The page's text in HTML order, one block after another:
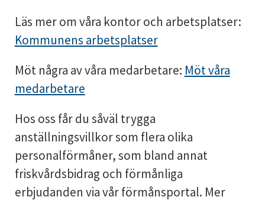
Läs mer om våra kontor och arbetsplatser:
Kommunens arbetsplatser
Möt några av våra medarbetare: Möt våra
medarbetare
Hos oss får du såväl trygga
anställningsvillkor som flera olika
personalförmåner, som bland annat
friskvårdsbidrag och förmånliga
erbjudanden via vår förmånsportal. Mer